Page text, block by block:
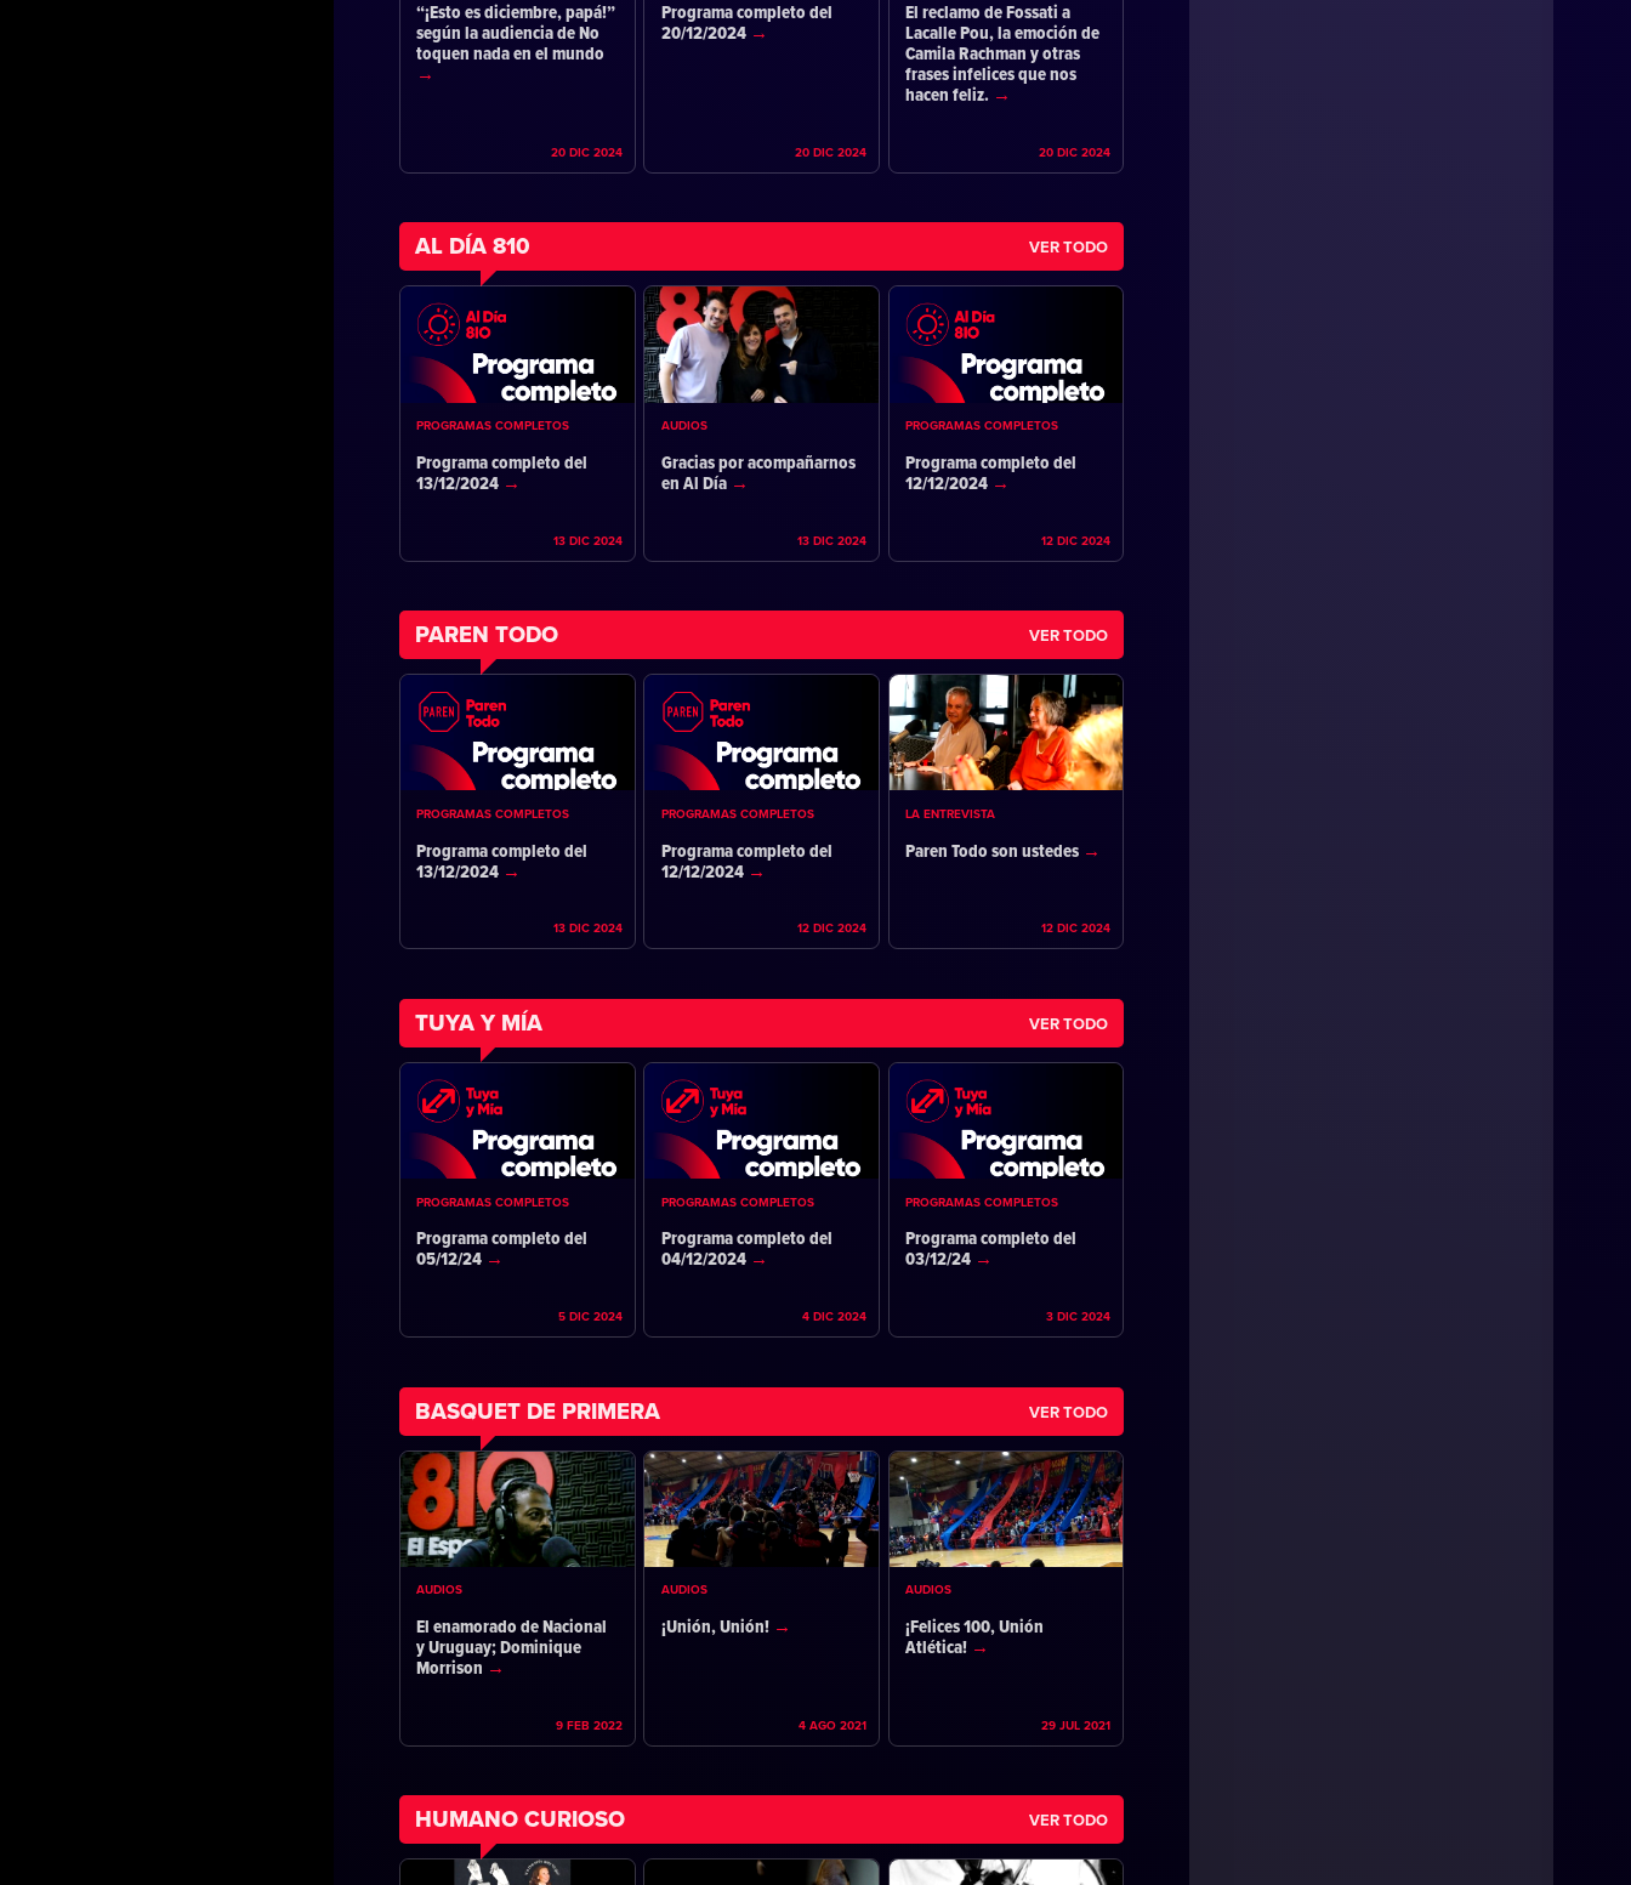
“¡Esto es diciembre, papá!”
según la audiencia de No
toquen nada en el mundo
20 DIC 2024
Programa completo del
20/12/2024
20 DIC 2024
El reclamo de Fossati a
Lacalle Pou, la emoción de
Camila Rachman y otras
frases infelices que nos
hacen feliz.
20 DIC 2024
AL DÍA 810 VER TODO
PROGRAMAS COMPLETOS
Programa completo del
13/12/2024
13 DIC 2024
AUDIOS
Gracias por acompañarnos
en Al Día
13 DIC 2024
PROGRAMAS COMPLETOS
Programa completo del
12/12/2024
12 DIC 2024
PAREN TODO VER TODO
PROGRAMAS COMPLETOS
Programa completo del
13/12/2024
13 DIC 2024
PROGRAMAS COMPLETOS
Programa completo del
12/12/2024
12 DIC 2024
LA ENTREVISTA
Paren Todo son ustedes
12 DIC 2024
TUYA Y MÍA VER TODO
PROGRAMAS COMPLETOS
Programa completo del
05/12/24
5 DIC 2024
PROGRAMAS COMPLETOS
Programa completo del
04/12/2024
4 DIC 2024
PROGRAMAS COMPLETOS
Programa completo del
03/12/24
3 DIC 2024
BASQUET DE PRIMERA VER TODO
AUDIOS
El enamorado de Nacional
y Uruguay; Dominique
Morrison
9 FEB 2022
AUDIOS
¡Unión, Unión!
4 AGO 2021
AUDIOS
¡Felices 100, Unión
Atlética!
29 JUL 2021
HUMANO CURIOSO VER TODO